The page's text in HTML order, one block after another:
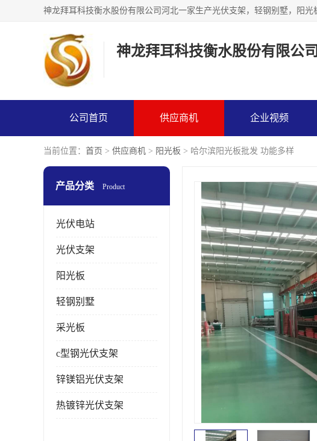
神龙拜耳科技衡水股份有限公司
公司首页 供应商机 企业视频
当前位置： 首页 > 供应商机 > 阳光板 > 哈尔滨阳光板批发 功能多样
产品分类 Product
光伏电站
光伏支架
阳光板
轻钢别墅
采光板
c型钢光伏支架
锌镁铝光伏支架
热镀锌光伏支架